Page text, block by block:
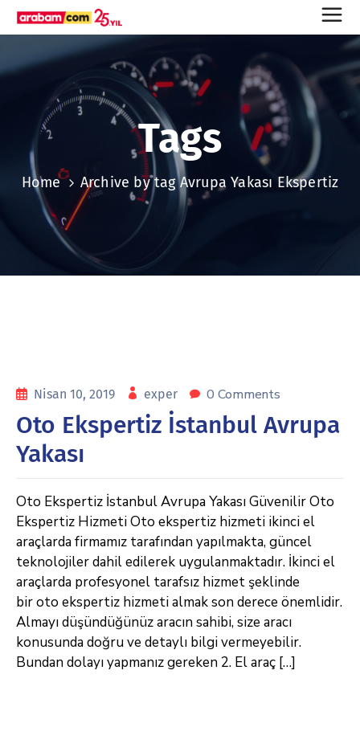
Tags
Home Archive by tag Avrupa Yakası Ekspertiz
Nisan 10, 2019 exper 0 Comments
Oto Ekspertiz İstanbul Avrupa
Yakası
Oto Ekspertiz İstanbul Avrupa Yakası Güvenilir Oto
Ekspertiz Hizmeti Oto ekspertiz hizmeti ikinci el
araçlarda firmamız tarafından yapılmakta, güncel
teknolojiler dahil edilerek uygulanmaktadır. İkinci el
araçlarda profesyonel tarafsız hizmet şeklinde
bir oto ekspertiz hizmeti almak son derece önemlidir.
Almayı düşündüğünüz aracın sahibi, size aracı
konusunda doğru ve detaylı bilgi vermeyebilir.
Bundan dolayı yapmanız gereken 2. El araç […]